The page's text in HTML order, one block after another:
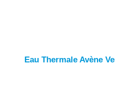
Eau Thermale Avène